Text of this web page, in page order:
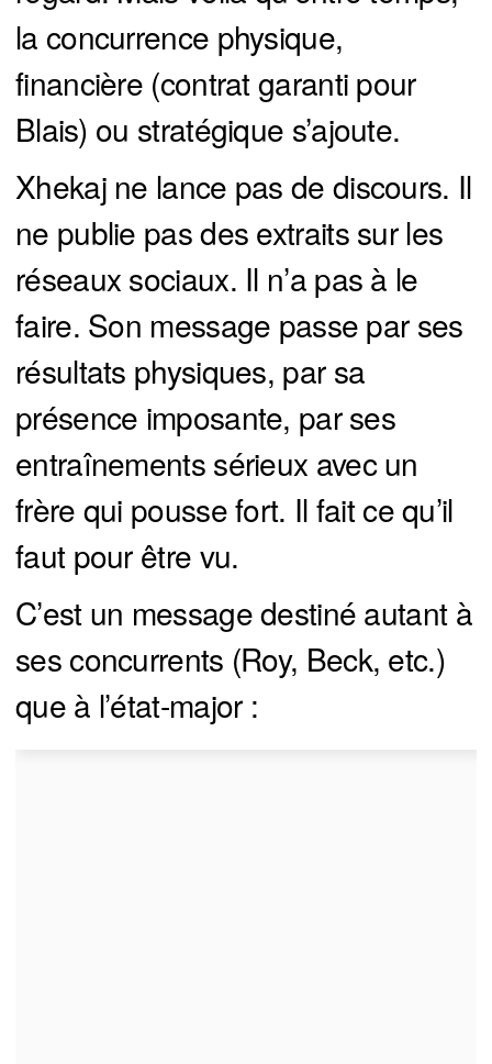
la concurrence physique,
financière (contrat garanti pour
Blais) ou stratégique s’ajoute.
Xhekaj ne lance pas de discours. Il
ne publie pas des extraits sur les
réseaux sociaux. Il n’a pas à le
faire. Son message passe par ses
résultats physiques, par sa
présence imposante, par ses
entraînements sérieux avec un
frère qui pousse fort. Il fait ce qu’il
faut pour être vu.
C’est un message destiné autant à
ses concurrents (Roy, Beck, etc.)
que à l’état-major :